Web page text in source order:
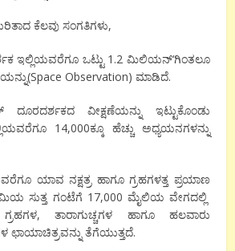
ಕೆಲವು ಸಂಗತಿಗಳು,
ಇಲ್ಲಿಯವರೆಗೂ ಒಟ್ಟು 1.2 ಮಿಲಿಯನ್‘ಗಿಂತಲೂ
(Space Observation)ಮಾಡಿದೆ.
ದೂರದರ್ಶಕದ ವೀಕ್ಷಣೆಯನ್ನು
ಇಟ್ಟುಕೊಂಡು
14,000ಕ್ಕೂ ಹೆಚ್ಚು ಅಧ್ಯಯನಗಳನ್ನು
ಯಾವ ನಕ್ಷತ್ರ ಹಾಗೂ ಗ್ರಹಗಳತ್ತ ಪ್ರಯಾಣ
ಸುತ್ತ ಗಂಟೆಗೆ 17,000 ಮೈಲಿಯ ವೇಗದಲ್ಲಿ
ಗ್ರಹಗಳ,ತಾರಾಗುಚ್ಚಗಳ ಹಾಗೂ
ಹಲವಾರು
ಛಾಯಾಚಿತ್ರವನ್ನು ತೆಗೆಯುತ್ತದೆ.